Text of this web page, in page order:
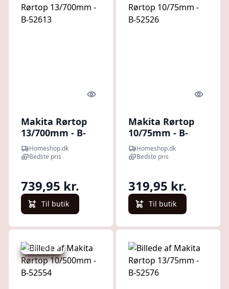
Quick look
Makita Rørtop
13/700mm - B-
52613
Homeshop.dk
Bedste pris
739,95 kr.
Til butik
Quick
Makita Rørtop
10/75mm - B-
52526
Homeshop.dk
Bedste pris
319,95 kr.
Til butik
Spar -181 kr.